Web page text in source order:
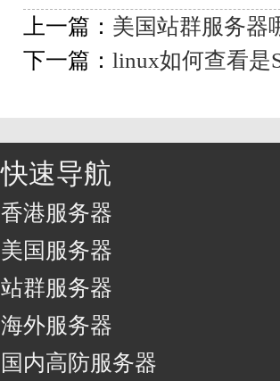
上一篇： 美国站群服务器
下一篇： linux如何查看是
快速导航
香港服务器
美国服务器
站群服务器
海外服务器
国内高防服务器